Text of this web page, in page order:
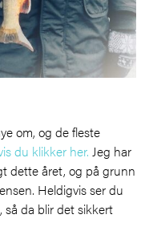
om, og de fleste
du klikker her. Jeg har
dette året, og på grunn
Heldigvis ser du
da blir det sikkert